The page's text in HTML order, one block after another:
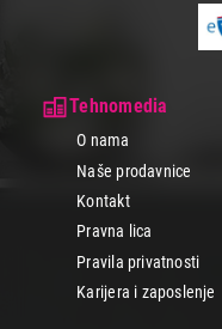
Tehnomedia
O nama
Naše prodavnice
Kontakt
Pravna lica
Pravila privatnosti
Karijera i zaposlenje